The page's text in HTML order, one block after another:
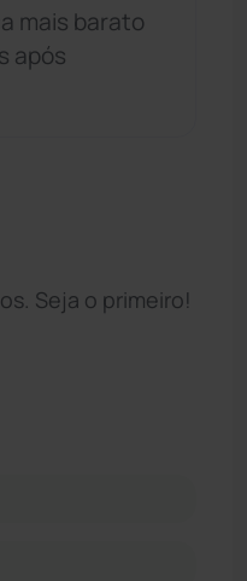
mais barato
após
Seja o primeiro!